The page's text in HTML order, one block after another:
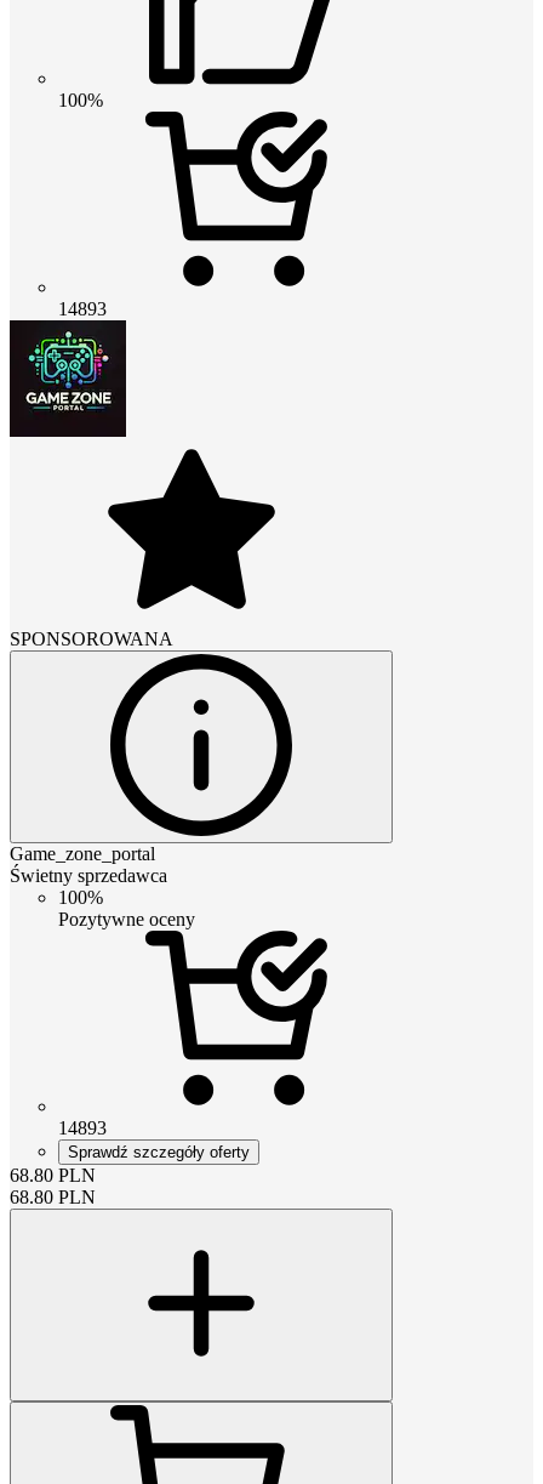
100%
14893
SPONSOROWANA
Game_zone_portal
Świetny sprzedawca
100%
Pozytywne oceny
14893
Sprawdź szczegóły oferty
68.80 PLN
68.80 PLN